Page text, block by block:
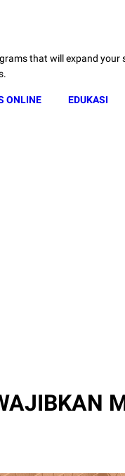
that will expand your
ONLINE EDUKASI